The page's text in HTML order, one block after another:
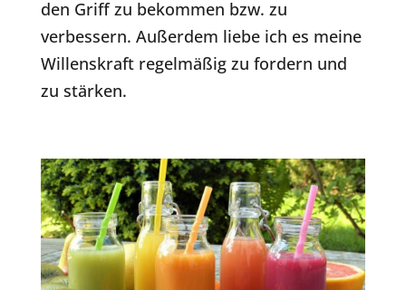
den Griff zu bekommen bzw. zu
verbessern. Außerdem liebe ich es meine
Willenskraft regelmäßig zu fordern und
zu stärken.